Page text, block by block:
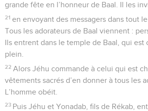
grande fête en l’honneur de Baal. Il les
21 en envoyant des messagers dans tout le
Tous les adorateurs de Baal viennent :
Ils entrent dans le temple de Baal, qui est
plein.
22 Alors Jéhu commande à celui qui est
vêtements sacrés d’en donner à tous les
L’homme obéit.
23 Puis Jéhu et Yonadab, fils de Rékab,